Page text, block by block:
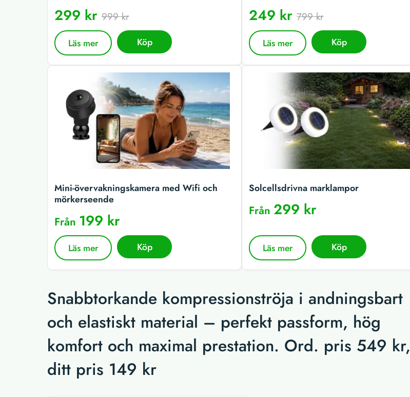
299 kr 999 kr
Läs mer Köp
249 kr799 kr
Läs mer Köp
Mini-övervakningskamera med Wifi och
mörkerseende
Från 199 kr
Läs mer Köp
Solcellsdrivna marklampor
Från299 kr
Läs mer Köp
Snabbtorkande kompressionströja i andningsbart
och elastiskt material – perfekt passform, hög
komfort och maximal prestation. Ord. pris 549 kr,
ditt pris 149 kr